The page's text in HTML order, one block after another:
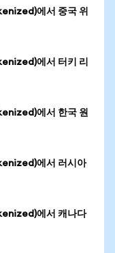
에서 중국 위
에서 터키 리
에서 한국 원
에서 러시아
에서 캐나다